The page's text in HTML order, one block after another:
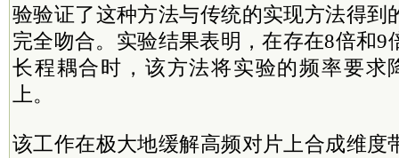
验验证了这种方法与传统的实现方法得到
完全吻合。实验结果表明，在存在8倍和9
长程耦合时，该方法将实验的频率要求
上。
该工作在极大地缓解高频对片上合成维度